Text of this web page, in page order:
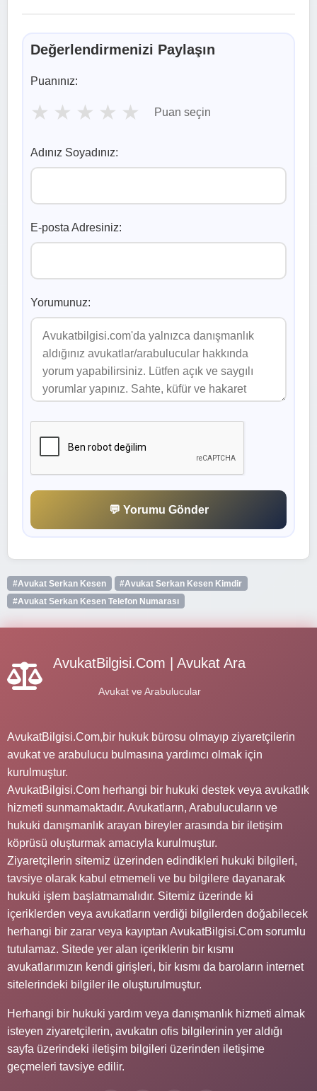
Değerlendirmenizi Paylaşın
Puanınız:
★ ★ ★ ★ ★ Puan seçin
Adınız Soyadınız:
E-posta Adresiniz:
Yorumunuz:
💬 Yorumu Gönder
#Avukat Serkan Kesen
#Avukat Serkan Kesen Kimdir
#Avukat Serkan Kesen Telefon Numarası
AvukatBilgisi.Com | Avukat Ara
Avukat ve Arabulucular
AvukatBilgisi.Com,bir hukuk bürosu olmayıp ziyaretçilerin
avukat ve arabulucu bulmasına yardımcı olmak için
kurulmuştur.
AvukatBilgisi.Com herhangi bir hukuki destek veya avukatlık
hizmeti sunmamaktadır. Avukatların, Arabulucuların ve
hukuki danışmanlık arayan bireyler arasında bir iletişim
köprüsü oluşturmak amacıyla kurulmuştur.
Ziyaretçilerin sitemiz üzerinden edindikleri hukuki bilgileri,
tavsiye olarak kabul etmemeli ve bu bilgilere dayanarak
hukuki işlem başlatmamalıdır. Sitemiz üzerinde ki
içeriklerden veya avukatların verdiği bilgilerden doğabilecek
herhangi bir zarar veya kayıptan AvukatBilgisi.Com sorumlu
tutulamaz. Sitede yer alan içeriklerin bir kısmı
avukatlarımızın kendi girişleri, bir kısmı da baroların internet
sitelerindeki bilgiler ile oluşturulmuştur.
Herhangi bir hukuki yardım veya danışmanlık hizmeti almak
isteyen ziyaretçilerin, avukatın ofis bilgilerinin yer aldığı
sayfa üzerindeki iletişim bilgileri üzerinden iletişime
geçmeleri tavsiye edilir.